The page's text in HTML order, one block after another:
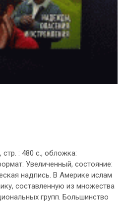
: 480 с., обложка:
Увеличенный, состояние:
надпись. В Америке ислам
составленную из множества
групп. Большинство